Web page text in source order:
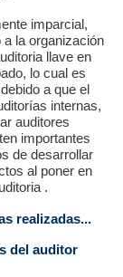
imparcial,
a la organización
llave en
lo cual es
a que el
internas,
auditores
importantes
de desarrollar
al poner en
.
realizadas...
del auditor